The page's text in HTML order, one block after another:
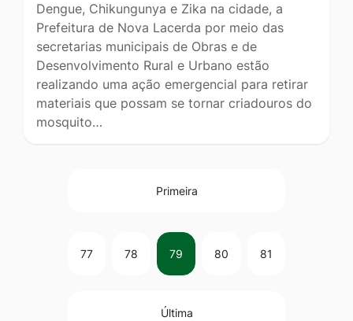
Dengue, Chikungunya e Zika na cidade, a
Prefeitura de Nova Lacerda por meio das
secretarias municipais de Obras e de
Desenvolvimento Rural e Urbano estão
realizando uma ação emergencial para retirar
materiais que possam se tornar criadouros do
mosquito…
Primeira
77 78 79 80 81
Última